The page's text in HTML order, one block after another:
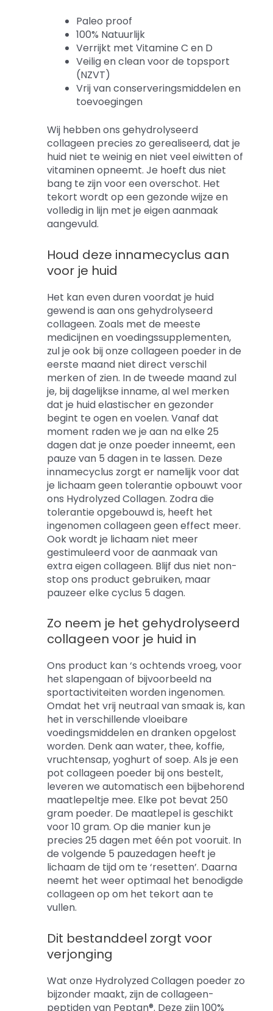
Paleo proof
100% Natuurlijk
Verrijkt met Vitamine C en D
Veilig en clean voor de topsport
(NZVT)
Vrij van conserveringsmiddelen en
toevoegingen
Wij hebben ons gehydrolyseerd
collageen precies zo gerealiseerd, dat je
huid niet te weinig en niet veel eiwitten of
vitaminen opneemt. Je hoeft dus niet
bang te zijn voor een overschot. Het
tekort wordt op een gezonde wijze en
volledig in lijn met je eigen aanmaak
aangevuld.
Houd deze innamecyclus aan
voor je huid
Het kan even duren voordat je huid
gewend is aan ons gehydrolyseerd
collageen. Zoals met de meeste
medicijnen en voedingssupplementen,
zul je ook bij onze collageen poeder in de
eerste maand niet direct verschil
merken of zien. In de tweede maand zul
je, bij dagelijkse inname, al wel merken
dat je huid elastischer en gezonder
begint te ogen en voelen. Vanaf dat
moment raden we je aan na elke 25
dagen dat je onze poeder inneemt, een
pauze van 5 dagen in te lassen. Deze
innamecyclus zorgt er namelijk voor dat
je lichaam geen tolerantie opbouwt voor
ons Hydrolyzed Collagen. Zodra die
tolerantie opgebouwd is, heeft het
ingenomen collageen geen effect meer.
Ook wordt je lichaam niet meer
gestimuleerd voor de aanmaak van
extra eigen collageen. Blijf dus niet non-
stop ons product gebruiken, maar
pauzeer elke cyclus 5 dagen.
Zo neem je het gehydrolyseerd
collageen voor je huid in
Ons product kan ‘s ochtends vroeg, voor
het slapengaan of bijvoorbeeld na
sportactiviteiten worden ingenomen.
Omdat het vrij neutraal van smaak is, kan
het in verschillende vloeibare
voedingsmiddelen en dranken opgelost
worden. Denk aan water, thee, koffie,
vruchtensap, yoghurt of soep. Als je een
pot collageen poeder bij ons bestelt,
leveren we automatisch een bijbehorend
maatlepeltje mee. Elke pot bevat 250
gram poeder. De maatlepel is geschikt
voor 10 gram. Op die manier kun je
precies 25 dagen met één pot vooruit. In
de volgende 5 pauzedagen heeft je
lichaam de tijd om te ‘resetten’. Daarna
neemt het weer optimaal het benodigde
collageen op om het tekort aan te
vullen.
Dit bestanddeel zorgt voor
verjonging
Wat onze Hydrolyzed Collagen poeder zo
bijzonder maakt, zijn de collageen-
peptiden van Peptan®. Deze zijn 100%